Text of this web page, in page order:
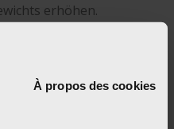
À propos des cookies
erhöhen.
zu einem
ebenfalls beträchtlich: